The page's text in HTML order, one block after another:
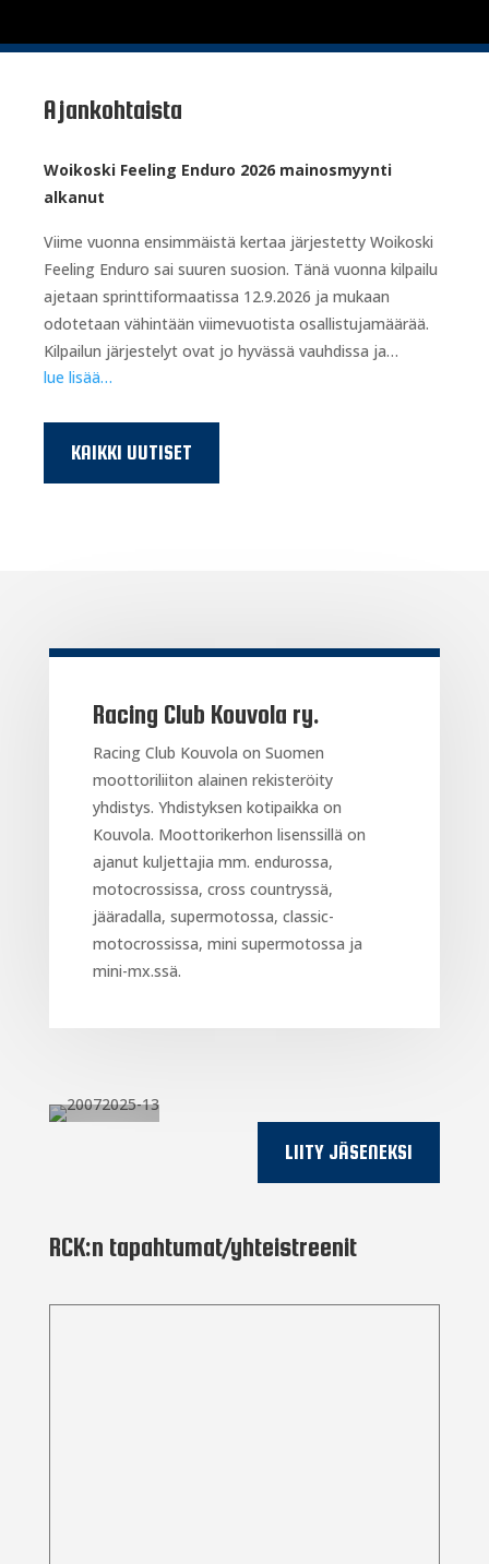
Ajankohtaista
Woikoski Feeling Enduro 2026 mainosmyynti
alkanut
Viime vuonna ensimmäistä kertaa järjestetty Woikoski
Feeling Enduro sai suuren suosion. Tänä vuonna kilpailu
ajetaan sprinttiformaatissa 12.9.2026 ja mukaan
odotetaan vähintään viimevuotista osallistujamäärää.
Kilpailun järjestelyt ovat jo hyvässä vauhdissa ja…
lue lisää…
KAIKKI UUTISET
Racing Club Kouvola ry.
Racing Club Kouvola on Suomen
moottoriliiton alainen rekisteröity
yhdistys. Yhdistyksen kotipaikka on
Kouvola. Moottorikerhon lisenssillä on
ajanut kuljettajia mm. endurossa,
motocrossissa, cross countryssä,
jääradalla, supermotossa, classic-
motocrossissa, mini supermotossa ja
mini-mx.ssä.
LIITY JÄSENEKSI
RCK:n tapahtumat/yhteistreenit